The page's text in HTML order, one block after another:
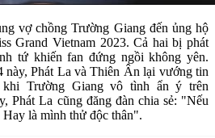
vợ chồng Trường Giang đến ủng hộ
Grand Vietnam 2023. Cả hai bị phát
tứ khiến fan đứng ngồi không yên.
này, Phát La và Thiên Ân lại vướng tin
Trường Giang vô tình ẩn ý trên
Phát La cũng đăng đàn chia sẻ: "Nếu
là mình thử độc thân".